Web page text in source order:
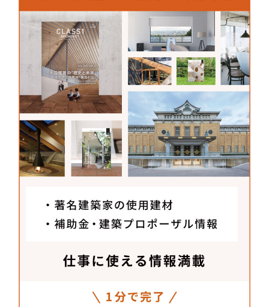
なかでも國岡さんは気心知れて設計者以上の目線で
細部の美しさを追求してくださる監督さんですの
で、無事担当していただけることになって助かりま
した。
─「京都みなみ会館」の現場で印象深かっ
たことは？
納期や費用、安全性の問題などから、どうしてもあ
らゆることを「抑える」立場に立つのが現場監督だ
なるほど意識せざるを得ないことだと思います。
でも、「これはどうしますか？それなら、こうした
ほうがいいですね」などと積極的に提案してくださ
一緒に考えていただきました。